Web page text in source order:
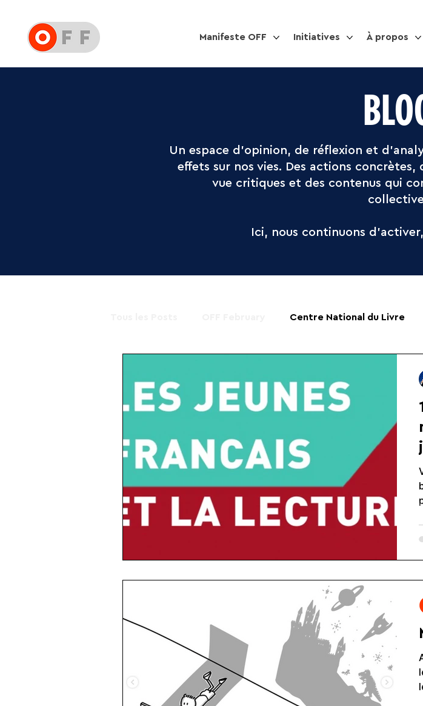
Manifeste OFF Initiatives À propos
Un espace d’opinion, de réflexion et
effets sur nos vies. Des actions
vue critiques et des contenus qui
Ici, nous continuons
Centre National du Livre